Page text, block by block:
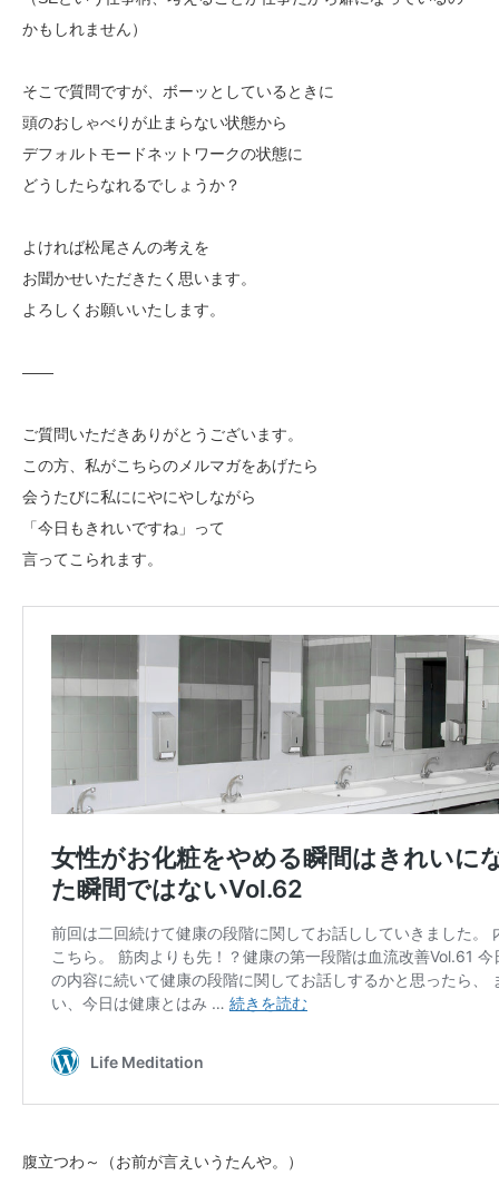
かもしれません）
そこで質問ですが、ボーッとしているときに
頭のおしゃべりが止まらない状態から
デフォルトモードネットワークの状態に
どうしたらなれるでしょうか？
よければ松尾さんの考えを
お聞かせいただきたく思います。
よろしくお願いいたします。
——
ご質問いただきありがとうございます。
この方、私がこちらのメルマガをあげたら
会うたびに私ににやにやしながら
「今日もきれいですね」って
言ってこられます。
腹立つわ～（お前が言えいうたんや。）